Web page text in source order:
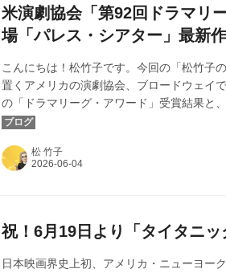
米演劇協会「第92回ドラマリ
場「パレス・シアター」最新作
こんにちは！松竹子です。今回の「松竹子
置くアメリカの演劇協会、ブロードウェイ
の「ドラマリーグ・アワード」受賞結果と
シアター」と最新作をご紹介します！ ドラ
り精力的に活動をしている芸術組織の 1 つ
ー、監督/演出家、脚本家、プロデューサー
松 竹子
祝！6月19日より「タイタニッ
日本映画界史上初、アメリカ・ニューヨー